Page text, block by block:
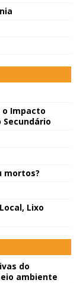
o Impacto
mortos?
Lixo
do
ambiente